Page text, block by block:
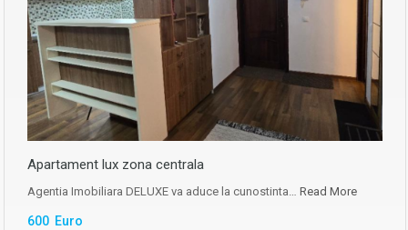
Apartament lux zona centrala
Agentia Imobiliara DELUXE va aduce la cunostinta… Read More
600 Euro